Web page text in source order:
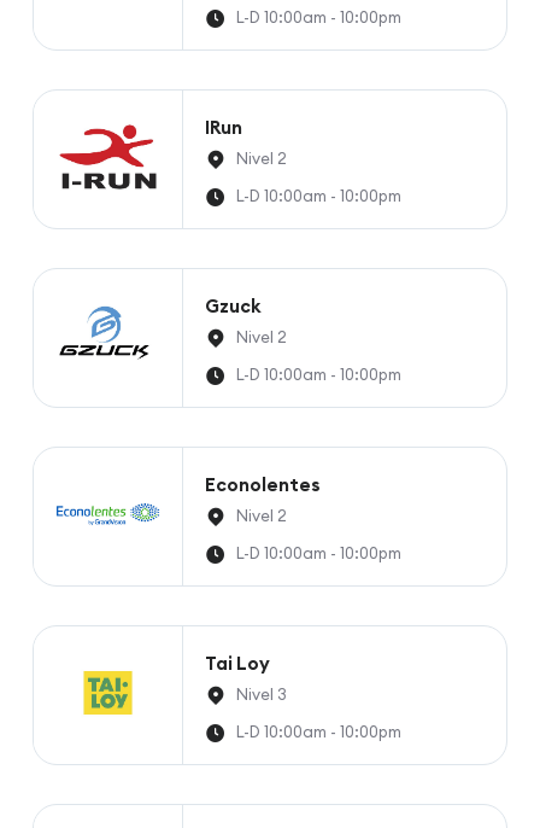
L-D 10:00am - 10:00pm
IRun
Nivel 2
L-D 10:00am - 10:00pm
Gzuck
Nivel 2
L-D 10:00am - 10:00pm
Econolentes
Nivel 2
L-D 10:00am - 10:00pm
Tai Loy
Nivel 3
L-D 10:00am - 10:00pm